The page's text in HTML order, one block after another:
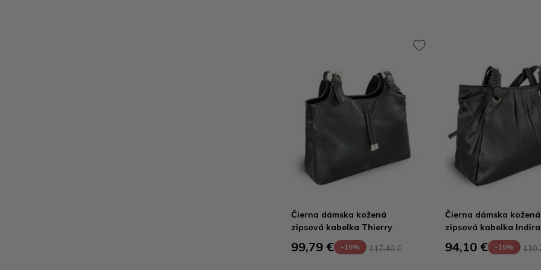
Čierna dámska kožená
zipsová kabelka Thierry
99,79 € -15% 117,40 €
Čierna dámska kožená
zipsová kabelka Indira
94,10 € -15%